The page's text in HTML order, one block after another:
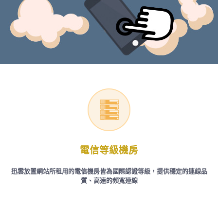
電信等級機房
迅雲放置網站所租用的電信機房皆為國際認證等級，提供穩定的連線品
質、高速的頻寬連線